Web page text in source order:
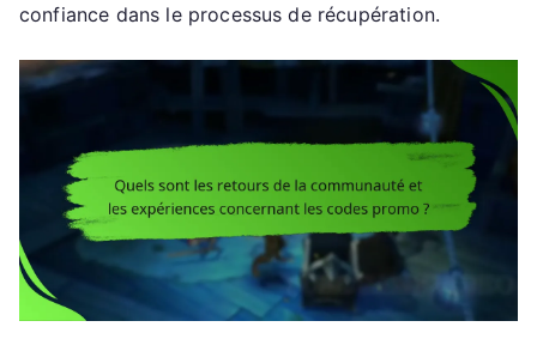
confiance dans le processus de récupération.